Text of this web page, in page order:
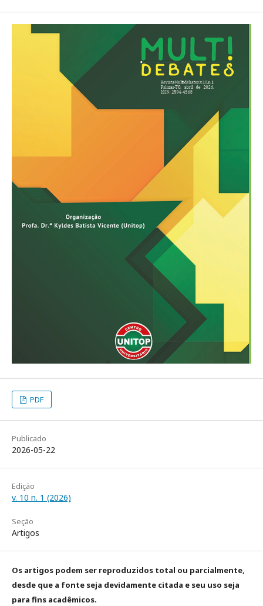
PDF
Publicado
2026-05-22
Edição
v. 10 n. 1 (2026)
Seção
Artigos
Os artigos podem ser reproduzidos total ou parcialmente,
desde que a fonte seja devidamente citada e seu uso seja
para fins acadêmicos.